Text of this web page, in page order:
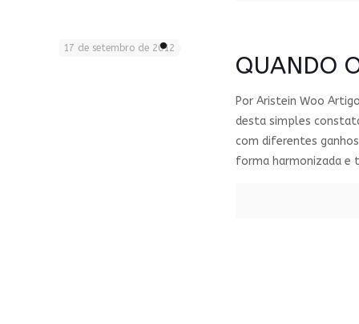
17 de setembro de 2012
QUANDO
Por Aristein Woo
desta simples
com diferentes
forma harmonizada e